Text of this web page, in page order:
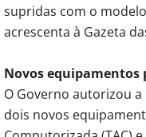
supridas com o
acrescenta à Gazeta
Novos equipamentos
O Governo autorizou
dois novos